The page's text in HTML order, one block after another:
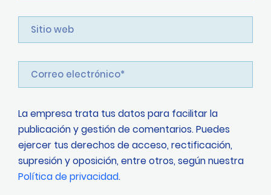
La empresa trata tus datos para facilitar la
publicación y gestión de comentarios. Puedes
ejercer tus derechos de acceso, rectificación,
supresión y oposición, entre otros, según nuestra
Política de privacidad.